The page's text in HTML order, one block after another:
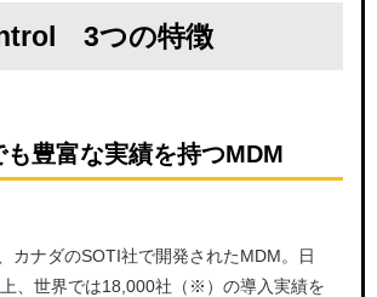
3つの特徴
も豊富な実績を持つMDM
カナダのSOTI社で開発されたMDM。日
、世界では18,000社（※）の導入実績を